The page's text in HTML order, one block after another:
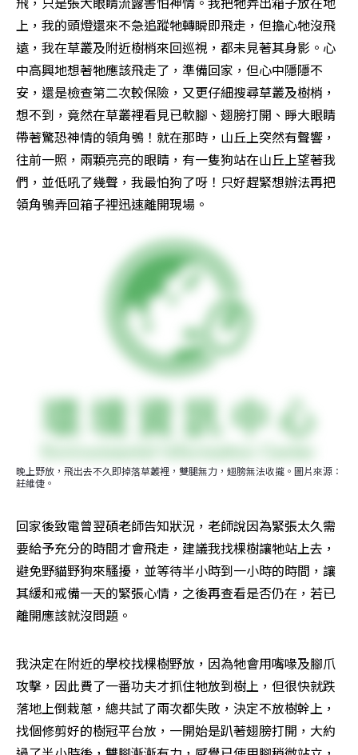
上，我的頭燈還來不急追蹤牠轉瞬即飛走，但擔心牠沒飛
遠，我在草叢及附近樹梢來回巡視，都未見著其身影。心
中高興地想著牠應該飛走了，準備回家，但心中隱隱不
安，還是檢查第二次較保險，又更仔細搜尋草叢及樹梢，
想不到，竟然在草叢裡看見已軟腳、翅膀打開、睜大眼睛
帶著驚恐神情的領角鴞！就在那時，山丘上突然有聲響，
往前一照，兩顆亮亮的眼睛，有一隻狗站在山丘上望著我
們，並低吼了幾聲，我最怕狗了呀！只好趕緊想辦法再把
領角鴞弄回箱子裡迅速離開現場。
晚上野放，飛出去不久即掉落草叢裡，雙腿無力，翅膀無法收攏。圖片來源：
莊維倢。
回家後致電曾翌碩老師告知狀況，老師說因為緊張太久需
要給予充分的時間才會飛走，建議我找棵樹讓牠站上去，
避免野貓野狗來騷擾，並等待半小時到一小時的時間，讓
其緩和戒備一天的緊張心情，之後再查看是否仍在，若已
離開應該就沒問題。
我決定在附近的學校找棵樹野放，因為牠會用嘴喙及腳爪
攻擊，因此費了一番功夫才抓住牠放到樹上，但很快就跌
落地上倒栽蔥，總共試了兩次都失敗，決定不放樹幹上，
找個修剪好的樹冠平台放，一開始是趴著翅膀打開，大約